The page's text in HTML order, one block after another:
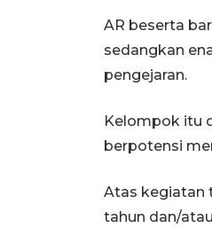
AR beserta
sedangkan
pengejaran.
Kelompok itu
berpotensi
Atas kegiatan
tahun dan/